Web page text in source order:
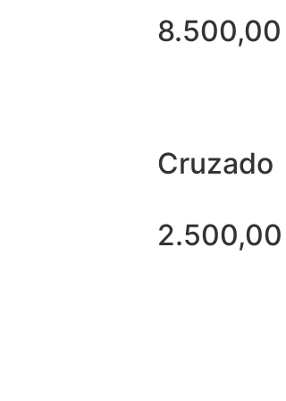
8.500,00
Cruzado
2.500,00